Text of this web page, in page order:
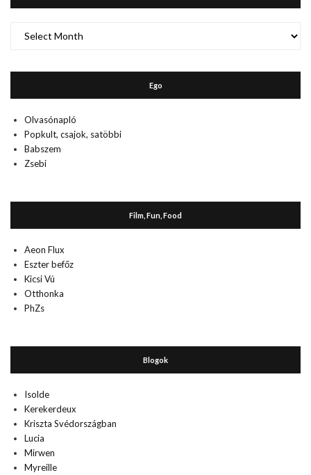
múlt
Ego
Olvasónapló
Popkult, csajok, satöbbi
Babszem
Zsebi
Film, Fun, Food
Aeon Flux
Eszter befőz
Kicsi Vú
Otthonka
PhZs
Blogok
Isolde
Kerekerdeux
Kriszta Svédországban
Lucia
Mirwen
Myreille